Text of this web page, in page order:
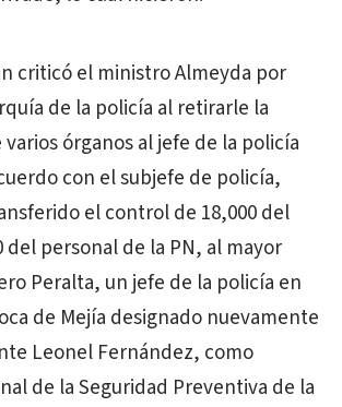
criticó el ministro Almeyda por
de la policía al retirarle la
órganos al jefe de la policía
con el subjefe de policía,
el control de 18,000 del
del personal de la PN, al mayor
Peralta, un jefe de la policía en
de Mejía designado nuevamente
Leonel Fernández, como
de la Seguridad Preventiva de la